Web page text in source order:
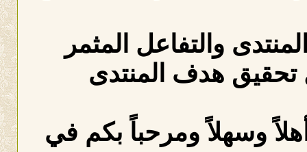
والتفاعل المثمر
هدف المنتدى
وسهلاً ومرحباً بكم في